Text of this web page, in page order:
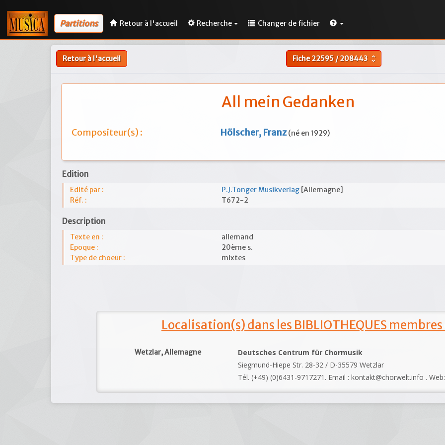
Partitions Retour à l'accueil Recherche Changer de fichier
Retour à l'accueil Fiche22595/208443 unfold_more
All mein Gedanken
Compositeur(s) : Hölscher, Franz (né en 1929)
Edition
Edité par : P.J.Tonger Musikverlag [Allemagne]
Réf. :
T672-2
Description
Texte en :
allemand
Epoque :
20ème s.
Type de choeur :
mixtes
Localisation(s) dans les BIBLIOTHEQUES membres
Wetzlar, Allemagne
Deutsches Centrum für Chormusik
Siegmund-Hiepe Str. 28-32 / D-35579 Wetzlar
Tél. (+49) (0)6431-9717271. Email : kontakt@chorwelt.info .